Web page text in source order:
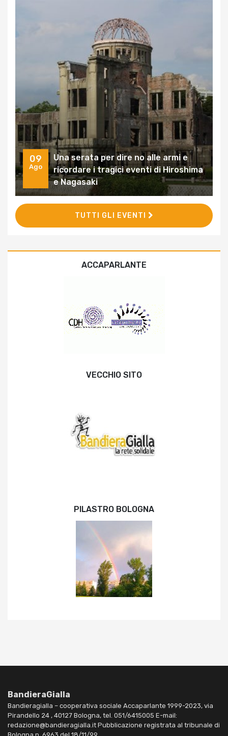
09
Ago
Una serata per dire no alle armi e
ricordare i tragici eventi di Hiroshima
e Nagasaki
TUTTI GLI EVENTI
ACCAPARLANTE
VECCHIO SITO
PILASTRO BOLOGNA
BandieraGialla
Bandieragialla – cooperativa sociale Accaparlante 1999-2023, via
Pirandello 24 , 40127 Bologna, tel. 051/6415005 E-mail:
redazione@bandieragialla.it Pubblicazione registrata al tribunale di